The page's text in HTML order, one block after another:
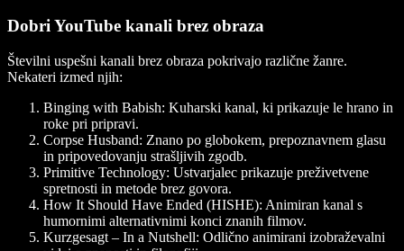
Dobri YouTube kanali brez obraza
Številni uspešni kanali brez obraza pokrivajo različne žanre.
Nekateri izmed njih:
Binging with Babish: Kuharski kanal, ki prikazuje le hrano in
roke pri pripravi.
Corpse Husband: Znano po globokem, prepoznavnem glasu
in pripovedovanju strašljivih zgodb.
Primitive Technology: Ustvarjalec prikazuje preživetvene
spretnosti in metode brez govora.
How It Should Have Ended (HISHE): Animiran kanal s
humornimi alternativnimi konci znanih filmov.
Kurzgesagt – In a Nutshell: Odlično animirani izobraževalni